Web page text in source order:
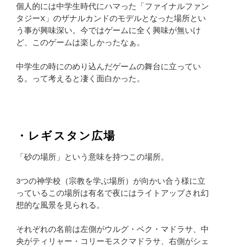
個人的には中学生時代にハマった「ファイナルファン
タジーX」のザナルカンドのモデルとなった場所とい
う事が興味深い。今ではゲームに全く興味が無いけ
ど、このゲームは楽しかったなぁ。
中学生の時にのめり込んだゲームの舞台に立ってい
る。って考えると凄く面白かった。
・レギスタン広場
「砂の場所」という意味を持つこの場所。
3つの神学校（宗教を学ぶ場所）が向かい合う様に立
っているこの場所は有名で夜にはライトアップされ幻
想的な風景を見られる。
それぞれの名前は左側がウルグ・ベク・マドラサ、中
央がティリャー・コリーモスクマドラサ、右側がシェ